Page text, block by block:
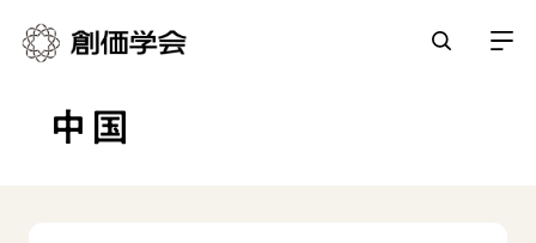
創価学会とは
中国